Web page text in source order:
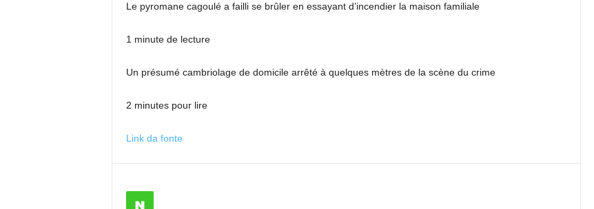
Le pyromane cagoulé a failli se brûler en essayant d’incendier la maison familiale
1 minute de lecture
Un présumé cambriolage de domicile arrêté à quelques mètres de la scène du crime
2 minutes pour lire
Link da fonte